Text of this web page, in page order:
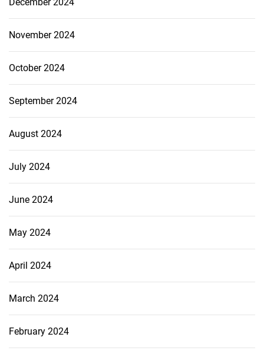
November 2024
October 2024
September 2024
August 2024
July 2024
June 2024
May 2024
April 2024
March 2024
February 2024